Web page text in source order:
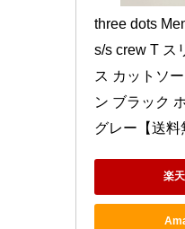
three dots
s/s crew T ス
ス カットソ
ン ブラック
グレー【送料
楽